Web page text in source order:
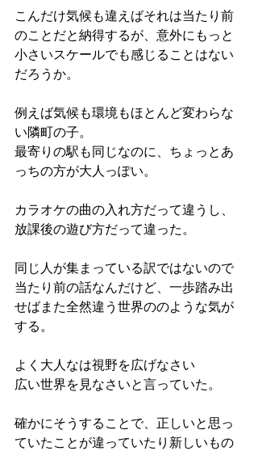
こんだけ気候も違えばそれは当たり前
のことだと納得するが、意外にもっと
小さいスケールでも感じることはない
だろうか。
例えば気候も環境もほとんど変わらな
い隣町の子。
最寄りの駅も同じなのに、ちょっとあ
っちの方が大人っぽい。
カラオケの曲の入れ方だって違うし、
放課後の遊び方だって違った。
同じ人が集まっている訳ではないので
当たり前の話なんだけど、一歩踏み出
せばまた全然違う世界ののような気が
する。
よく大人なは視野を広げなさい
広い世界を見なさいと言っていた。
確かにそうすることで、正しいと思っ
ていたことが違っていたり新しいもの